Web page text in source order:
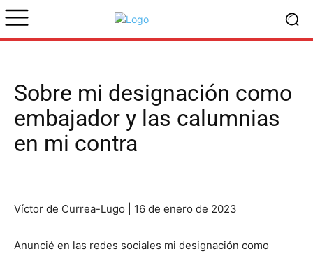
Sobre mi designación como
embajador y las calumnias
en mi contra
Víctor de Currea-Lugo | 16 de enero de 2023
Anuncié en las redes sociales mi designación como